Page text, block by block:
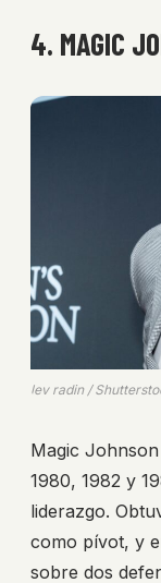
4. MAGIC
lev radin /
Magic
1980, 1982 y
liderazgo.
como pívot, y
sobre dos